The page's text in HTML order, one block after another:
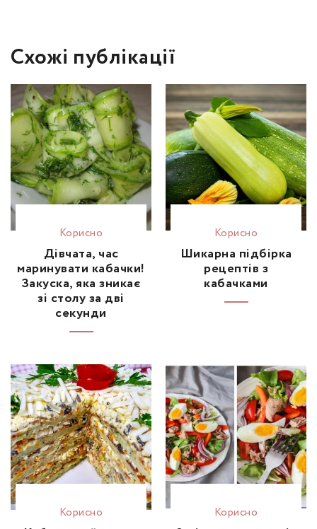
Схожі публікації
Корисно
Дівчата, час
маринувати кабачки!
Закуска, яка зникає
зі столу за дві
секунди
Корисно
Шикарна підбірка
рецептів з
кабачками
Корисно Корисно